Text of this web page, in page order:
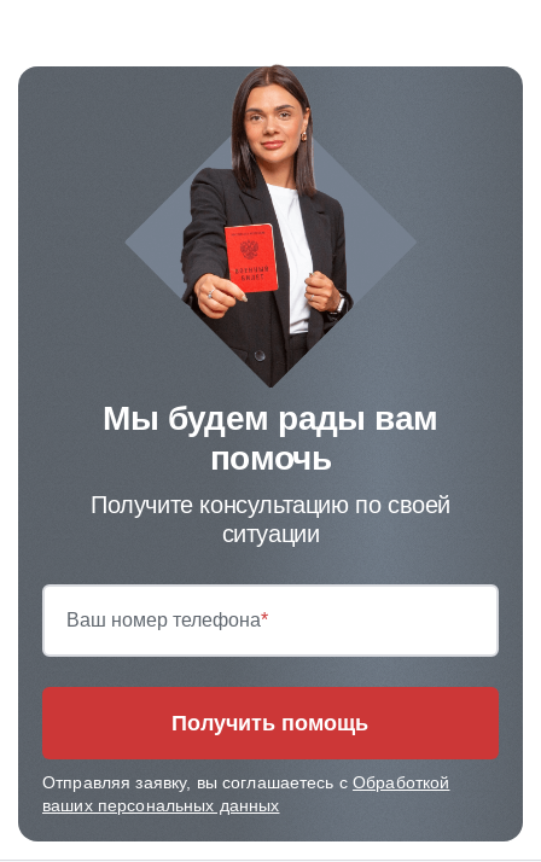
Мы будем рады вам
помочь
Получите консультацию по своей
ситуации
Ваш номер телефона*
Получить помощь
Отправляя заявку, вы соглашаетесь сОбработкой
ваших персональных данных